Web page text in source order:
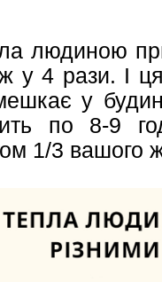
людиною
у 4 рази. І
у
по 8-9
1/3 вашого